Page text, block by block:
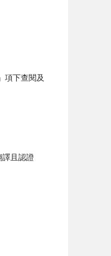
項下查閱及
譯且認證